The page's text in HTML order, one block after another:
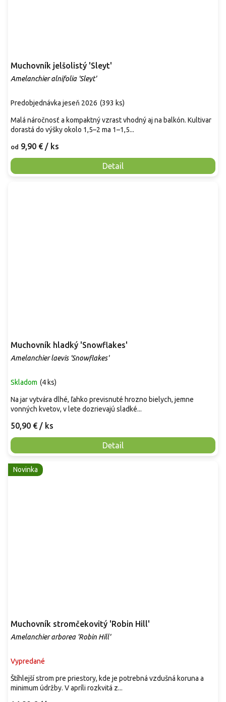
Muchovník jelšolistý 'Sleyt'
Amelanchier alnifolia 'Sleyt'
Predobjednávka jeseň 2026 (393 ks)
od 9,90 € / ks
Detail
Malá náročnosť a kompaktný vzrast vhodný aj na balkón. Kultivar
dorastá do výšky okolo 1,5–2 ma 1–1,5...
Muchovník hladký 'Snowflakes'
Amelanchier laevis 'Snowflakes'
Skladom (4 ks)
50,90 € / ks
Detail
Na jar vytvára dlhé, ľahko previsnuté hrozno bielych, jemne
vonných kvetov, v lete dozrievajú sladké...
Novinka
Muchovník stromčekovitý 'Robin Hill'
Amelanchier arborea 'Robin Hill'
Vypredané
Štíhlejší strom pre priestory, kde je potrebná vzdušná koruna a
minimum údržby. V apríli rozkvitá z...